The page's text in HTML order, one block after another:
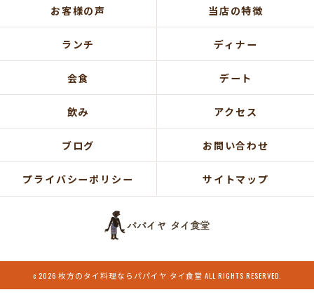
お客様の声 当店の特徴
ランチ ディナー
会食 デート
飲み アクセス
ブログ お問い合わせ
プライバシーポリシー サイトマップ
c 2026 枚方のタイ料理ならパパイヤ タイ食堂 ALL RIGHTS RESERVED.